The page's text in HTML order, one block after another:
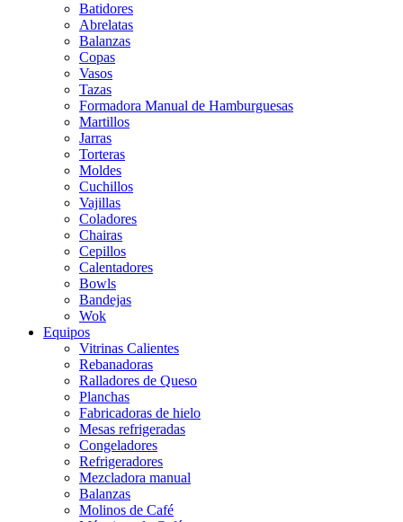
Batidores
Abrelatas
Balanzas
Copas
Vasos
Tazas
Formadora Manual de Hamburguesas
Martillos
Jarras
Torteras
Moldes
Cuchillos
Vajillas
Coladores
Chairas
Cepillos
Calentadores
Bowls
Bandejas
Wok
Equipos
Vitrinas Calientes
Rebanadoras
Ralladores de Queso
Planchas
Fabricadoras de hielo
Mesas refrigeradas
Congeladores
Refrigeradores
Mezcladora manual
Balanzas
Molinos de Café